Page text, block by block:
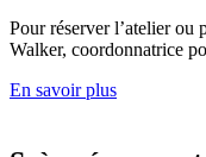
Pour réserver l’atelier ou
Walker, coordonnatrice
En savoir plus